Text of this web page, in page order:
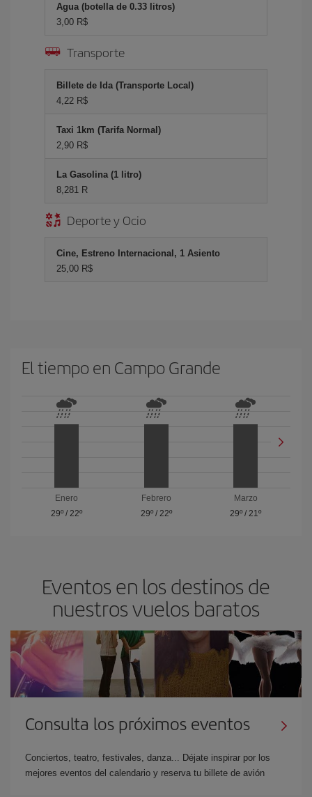
Agua (botella de 0.33 litros)
3,00 R$
Transporte
Billete de Ida (Transporte Local)
4,22 R$
Taxi 1km (Tarifa Normal)
2,90 R$
La Gasolina (1 litro)
8,281 R
Deporte y Ocio
Cine, Estreno Internacional, 1 Asiento
25,00 R$
El tiempo en Campo Grande
Enero
29º/ 22º
Febrero
29º/ 22º
Marzo
29º / 21º
Eventos en los destinos de
nuestros vuelos baratos
Consulta los próximos eventos
Conciertos, teatro, festivales, danza... Déjate inspirar por los
mejores eventos del calendario y reserva tu billete de avión